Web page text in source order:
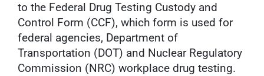
to the Federal Drug Testing Custody and
Control Form (CCF), which form is used for
federal agencies, Department of
Transportation (DOT) and Nuclear Regulatory
Commission (NRC) workplace drug testing.